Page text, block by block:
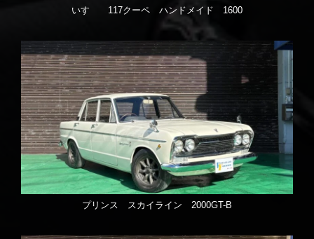
いすゞ 117クーペ ハンドメイド 1600
プリンス スカイライン 2000GT-B